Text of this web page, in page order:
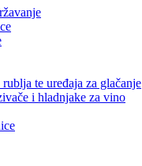
te uređaja za glačanje
i hladnjake za vino